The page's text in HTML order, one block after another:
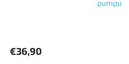
pumpu
€36,90